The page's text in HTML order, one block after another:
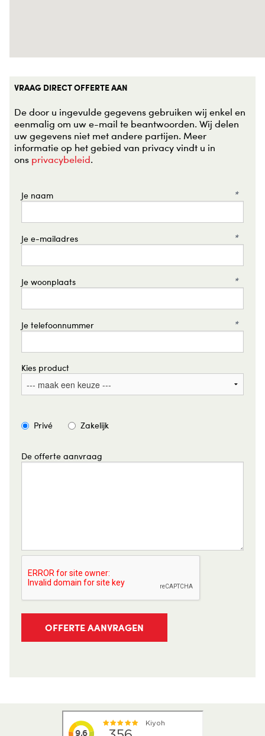
VRAAG DIRECT OFFERTE AAN
De door u ingevulde gegevens gebruiken wij enkel en
eenmalig om uw e-mail te beantwoorden. Wij delen
uw gegevens niet met andere partijen. Meer
informatie op het gebied van privacy vindt u in
ons privacybeleid.
Je naam *
Je e-mailadres *
Je woonplaats *
Je telefoonnummer *
Kies product
Privé Zakelijk
De offerte aanvraag